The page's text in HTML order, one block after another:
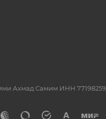
Ахмад Самим ИНН